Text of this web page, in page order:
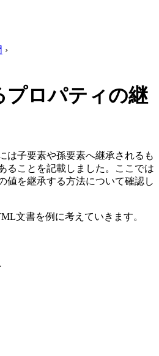
›
ロパティの継
は子要素や孫要素へ継承されるも
ることを記載しました。ここでは
値を継承する方法について確認し
文書を例に考えていきます。